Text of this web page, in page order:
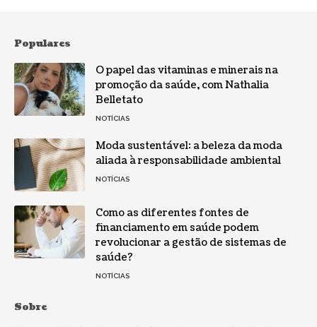
Populares
O papel das vitaminas e minerais na
promoção da saúde, com Nathalia
Belletato
NOTÍCIAS
Moda sustentável: a beleza da moda
aliada à responsabilidade ambiental
NOTÍCIAS
Como as diferentes fontes de
financiamento em saúde podem
revolucionar a gestão de sistemas de
saúde?
NOTÍCIAS
Sobre